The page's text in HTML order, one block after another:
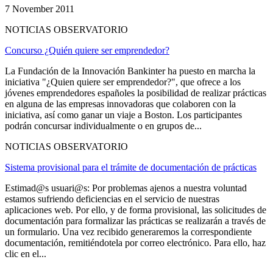
7 November 2011
NOTICIAS OBSERVATORIO
Concurso ¿Quién quiere ser emprendedor?
La Fundación de la Innovación Bankinter ha puesto en marcha la
iniciativa "¿Quien quiere ser emprendedor?", que ofrece a los
jóvenes emprendedores españoles la posibilidad de realizar prácticas
en alguna de las empresas innovadoras que colaboren con la
iniciativa, así como ganar un viaje a Boston. Los participantes
podrán concursar individualmente o en grupos de...
NOTICIAS OBSERVATORIO
Sistema provisional para el trámite de documentación de prácticas
Estimad@s usuari@s: Por problemas ajenos a nuestra voluntad
estamos sufriendo deficiencias en el servicio de nuestras
aplicaciones web. Por ello, y de forma provisional, las solicitudes de
documentación para formalizar las prácticas se realizarán a través de
un formulario. Una vez recibido generaremos la correspondiente
documentación, remitiéndotela por correo electrónico. Para ello, haz
clic en el...